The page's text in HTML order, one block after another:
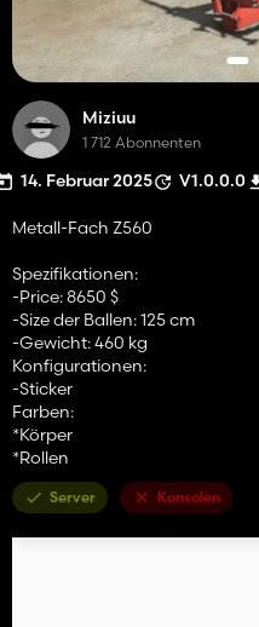
Miziuu
1 712 Abonnenten
14. Februar 2025 V1.0.0.0
Metall-Fach Z560
Spezifikationen:
-Price: 8650 $
-Size der Ballen: 125 cm
-Gewicht: 460 kg
Konfigurationen:
-Sticker
Farben:
*Körper
*Rollen
Server Konsolen